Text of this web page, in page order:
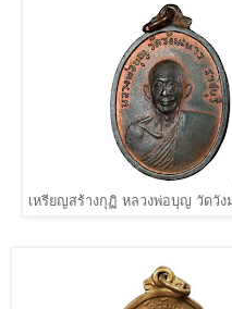
เหรียญสร้างกุฏิ หลวงพ่อบุญ วัดวั